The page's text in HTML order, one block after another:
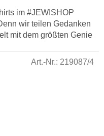
im #JEWISHOP
wir teilen Gedanken
mit dem größten Genie
Art.-Nr.: 219087/4